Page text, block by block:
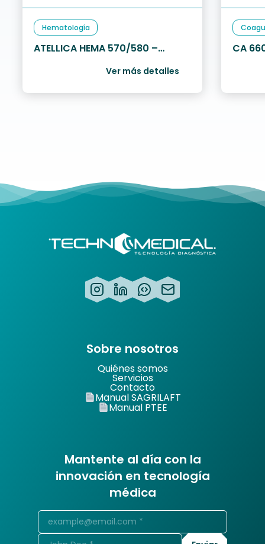
Hematología
ATELLICA HEMA 570/580 –
Ver más detalles
CA
Sobre nosotros
Quiénes somos
Servicios
Contacto
Manual SAGRILAFT
Manual PTEE
Mantente al día con la
innovación en tecnología
médica